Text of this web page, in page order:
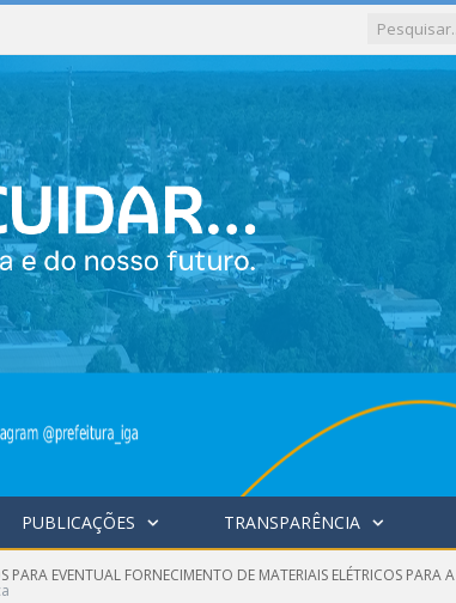
PUBLICAÇÕES TRANSPARÊNCIA
EVENTUAL FORNECIMENTO DE MATERIAIS ELÉTRICOS PARA A